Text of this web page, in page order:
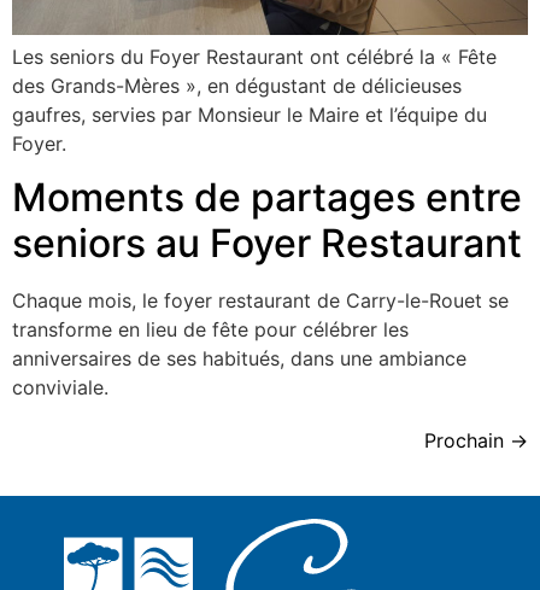
Les seniors du Foyer Restaurant ont célébré la « Fête
des Grands-Mères », en dégustant de délicieuses
gaufres, servies par Monsieur le Maire et l’équipe du
Foyer.
Moments de partages entre
seniors au Foyer Restaurant
Chaque mois, le foyer restaurant de Carry-le-Rouet se
transforme en lieu de fête pour célébrer les
anniversaires de ses habitués, dans une ambiance
conviviale.
Prochain →